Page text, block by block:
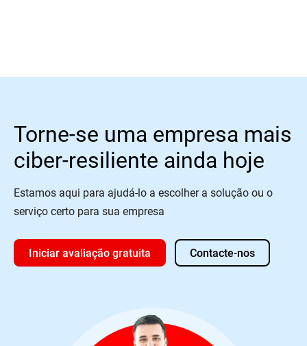
Torne-se uma empresa mais
ciber-resiliente ainda hoje
Estamos aqui para ajudá-lo a escolher a solução ou o
serviço certo para sua empresa
Iniciar avaliação gratuita Contacte-nos